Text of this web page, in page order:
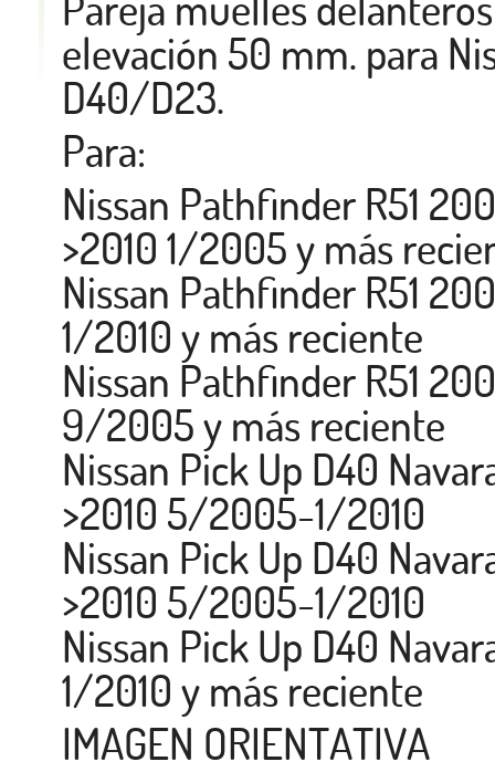
elevación 50 mm. para
D40/D23.
Para:
Nissan Pathfinder R51
>2010 1/2005 y más
Nissan Pathfinder R51
1/2010 y más reciente
Nissan Pathfinder R51
9/2005 y más reciente
Nissan Pick Up D40
>2010 5/2005-1/2010
Nissan Pick Up D40
>2010 5/2005-1/2010
Nissan Pick Up D40
1/2010 y más reciente
IMAGEN ORIENTATIVA